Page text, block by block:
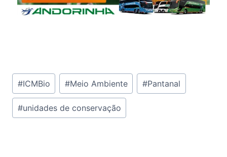
Tags
do
Post:
#ICMBio #Meio Ambiente #Pantanal
#unidades de conservação